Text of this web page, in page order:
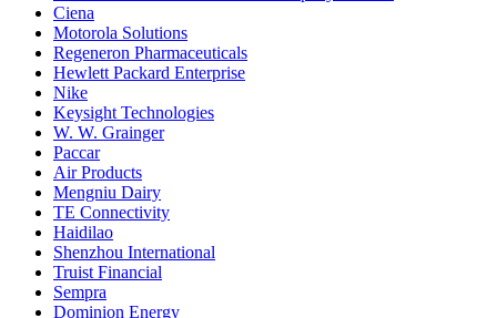
Ciena
Motorola Solutions
Regeneron Pharmaceuticals
Hewlett Packard Enterprise
Nike
Keysight Technologies
W. W. Grainger
Paccar
Air Products
Mengniu Dairy
TE Connectivity
Haidilao
Shenzhou International
Truist Financial
Sempra
Dominion Energy